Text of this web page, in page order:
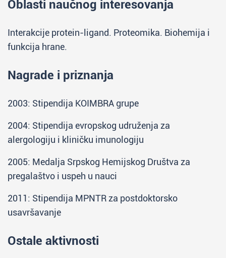
Oblasti naučnog interesovanja
Interakcije protein-ligand. Proteomika. Biohemija i
funkcija hrane.
Nagrade i priznanja
2003: Stipendija KOIMBRA grupe
2004: Stipendija evropskog udruženja za
alergologiju i kliničku imunologiju
2005: Medalja Srpskog Hemijskog Društva za
pregalaštvo i uspeh u nauci
2011: Stipendija MPNTR za postdoktorsko
usavršavanje
Ostale aktivnosti